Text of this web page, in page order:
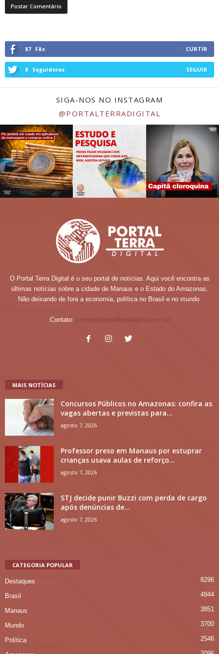
87 Fãs CURTIR
8 Seguidores SEGUIR
SIGA-NOS NO INSTAGRAM
@PORTALTERRADIGITAL
O Portal Terra Digital é o seu portal de notícias. Aqui você encontra as
últimas notícias sobre a cidade de Manaus e o Estado do Amazonas.
Não deixando de fora a economia, política no Brasil e no mundo.
Contato: contato@portalterradigital.com.br
MAIS NOTÍCIAS
Concursos Públicos no Amazonas: confira as
vagas abertas e previstas para...
agosto 7, 2026
Professor preso em Manaus por estuprar
crianças usava aulas de reforço...
agosto 7, 2026
STJ decide punir Buzzi com perda de cargo
após denúncias de...
agosto 7, 2026
CATEGORIA POPULAR
Destaques 8296
Brasil 4844
Manaus 3851
Mundo 3700
Política 2546